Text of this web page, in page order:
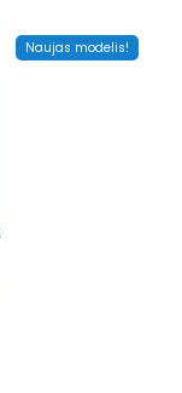
Naujas modelis!